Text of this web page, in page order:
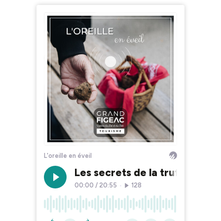
L'oreille en éveil
Les secrets de la truffe
00:00 / 20:55 128